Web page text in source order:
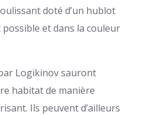
doté d’un hublot
et dans la couleur
Logikinov sauront
habitat de manière
Ils peuvent d’ailleurs